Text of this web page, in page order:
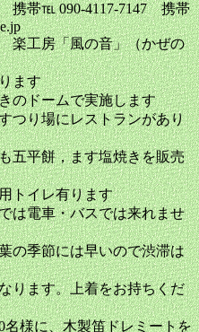
7147 携帯
音」（かぜの
す
ームで実施します
にレストランがあり
ます塩焼きを販売
レ有ります
電車・バスでは来れませ
は早いので渋滞は
。上着をお持ちくだ
様に、木製笛ドレミートを